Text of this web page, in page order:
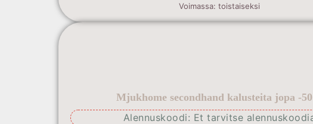
Voimassa: toistaiseksi
Mjukhome secondhand kalusteita jopa -
Alennuskoodi: Et tarvitse